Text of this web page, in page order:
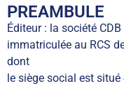
PREAMBULE
Éditeur : la société
immatriculée au RCS
dont
le siège social est